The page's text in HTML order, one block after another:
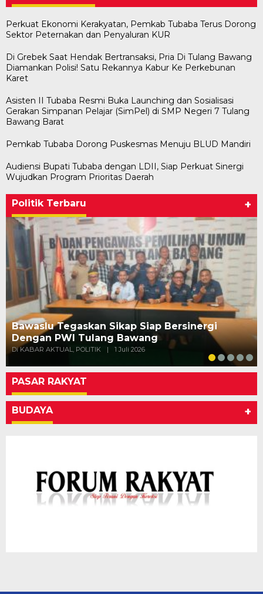
Perkuat Ekonomi Kerakyatan, Pemkab Tubaba Terus Dorong
Sektor Peternakan dan Penyaluran KUR
Di Grebek Saat Hendak Bertransaksi, Pria Di Tulang Bawang
Diamankan Polisi! Satu Rekannya Kabur Ke Perkebunan
Karet
Asisten II Tubaba Resmi Buka Launching dan Sosialisasi
Gerakan Simpanan Pelajar (SimPel) di SMP Negeri 7 Tulang
Bawang Barat
Pemkab Tubaba Dorong Puskesmas Menuju BLUD Mandiri
Audiensi Bupati Tubaba dengan LDII, Siap Perkuat Sinergi
Wujudkan Program Prioritas Daerah
Politik Terbaru +
Bawaslu Tegaskan Sikap Siap Bersinergi
Dengan PWI Tulang Bawang
Di KABAR AKTUAL, POLITIK | 1 Juli 2026
PASAR RAKYAT
BUDAYA +